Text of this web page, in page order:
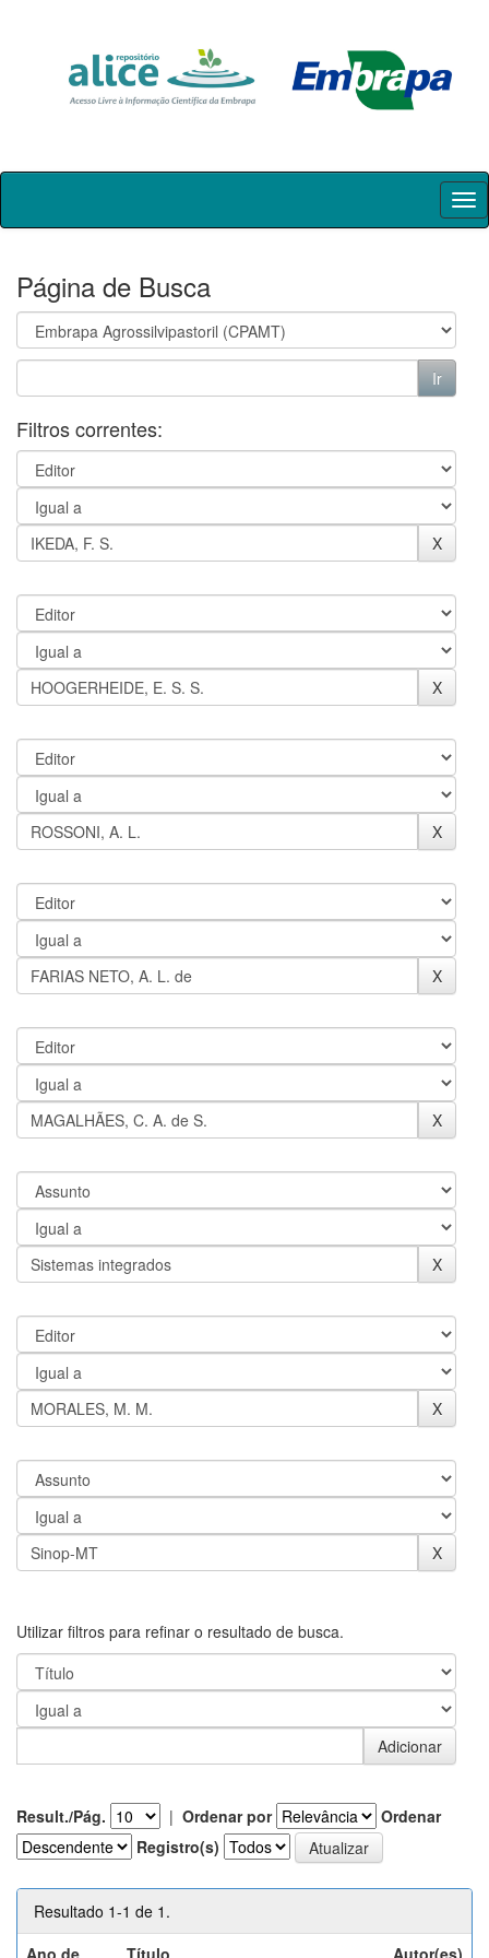
Skip
Página de Busca
Filtros correntes:
Utilizar filtros para refinar o resultado de busca.
Result./Pág. | Ordenar por
Ordenar
Registro(s)
Resultado 1-1 de 1.
Ano de
Título Autor(es)